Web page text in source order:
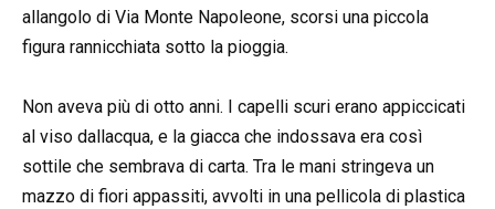
allangolo di Via Monte Napoleone, scorsi una piccola
figura rannicchiata sotto la pioggia.
Non aveva più di otto anni. I capelli scuri erano appiccicati
al viso dallacqua, e la giacca che indossava era così
sottile che sembrava di carta. Tra le mani stringeva un
mazzo di fiori appassiti, avvolti in una pellicola di plastica